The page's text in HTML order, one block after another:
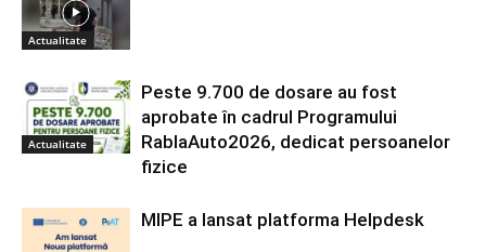
Actualitate
Actualitate
Peste 9.700 de dosare au fost
aprobate în cadrul Programului
RablaAuto2026, dedicat persoanelor
fizice
MIPE a lansat platforma Helpdesk